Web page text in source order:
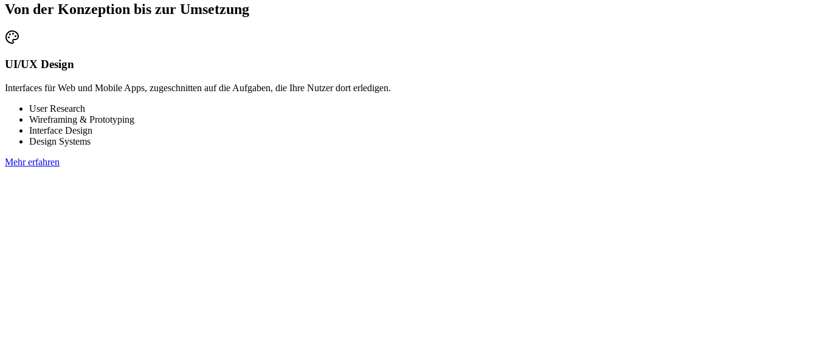
Von der Konzeption bis zur Umsetzung
UI/UX Design
Interfaces für Web und Mobile Apps, zugeschnitten auf die Aufgaben, die Ihre Nutzer dort erledigen.
User Research
Wireframing & Prototyping
Interface Design
Design Systems
Mehr erfahren